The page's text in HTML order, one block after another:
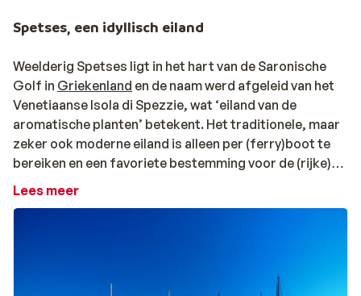
Spetses, een idyllisch eiland
Weelderig Spetses ligt in het hart van de Saronische
Golf in Griekenland en de naam werd afgeleid van het
Venetiaanse Isola di Spezzie, wat ‘eiland van de
aromatische planten’ betekent. Het traditionele, maar
zeker ook moderne eiland is alleen per (ferry)boot te
bereiken en een favoriete bestemming voor de (rijke)
Grieken van het vaste land. De witgekalkte huizen en
heeft. Kijk niet vreemd op wanneer je ineens een paard
Lees meer